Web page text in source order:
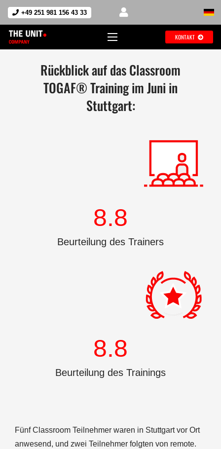
+49 251 981 156 43 33
KONTAKT
Rückblick auf das Classroom
TOGAF® Training im Juni in
Stuttgart:
8.8
Beurteilung des Trainers
8.8
Beurteilung des Trainings
Fünf Classroom Teilnehmer waren in Stuttgart vor Ort
anwesend, und zwei Teilnehmer folgten von remote.